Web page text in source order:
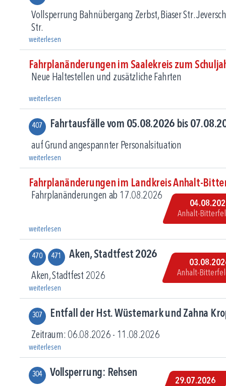
Vollsperrung Bahnübergang Zerbst, Biaser Str.
Str.
weiterlesen
Fahrplanänderungen im Saalekreis zum
Neue Haltestellen und zusätzliche Fahrten
weiterlesen
407 Fahrtausfälle vom 05.08.2026 bis
auf Grund angespannter Personalsituation
weiterlesen
Fahrplanänderungen im Landkreis Anhalt-
Fahrplanänderungen ab 17.08.2026
Anhalt-
weiterlesen
470 471 Aken, Stadtfest 2026
Aken, Stadtfest 2026
Anhalt-
weiterlesen
307 Entfall der Hst. Wüstemark und Zahna
Zeitraum: 06.08.2026 - 11.08.2026
weiterlesen
304 Vollsperrung: Rehsen
29.07.2026